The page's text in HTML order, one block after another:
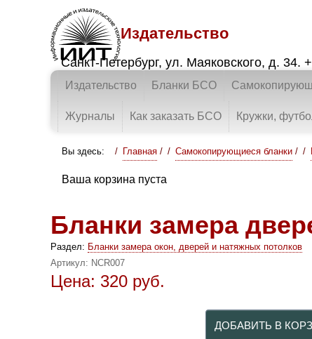
Издательство
Санкт-Петербург, ул. Маяковского, д. 34.
Издательство Бланки БСО
Журналы Как заказать БСО Кружки,
Вы здесь: Главная / Самокопирующиеся бланки /
Ваша корзина пуста
Бланки замера
Раздел: Бланки замера окон, дверей и натяжных потолков
Артикул: NCR007
Цена: 320 руб.